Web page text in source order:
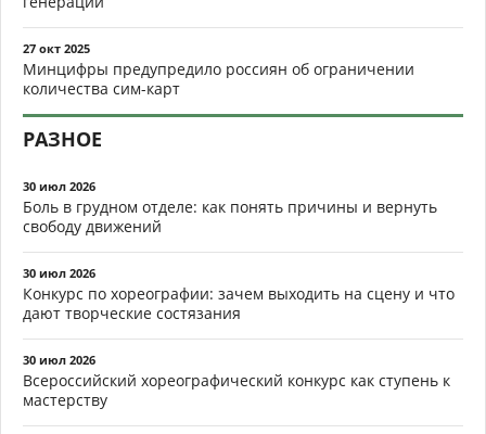
27 окт 2025
Минцифры предупредило россиян об ограничении
количества сим-карт
РАЗНОЕ
30 июл 2026
Боль в грудном отделе: как понять причины и вернуть
свободу движений
30 июл 2026
Конкурс по хореографии: зачем выходить на сцену и что
дают творческие состязания
30 июл 2026
Всероссийский хореографический конкурс как ступень к
мастерству